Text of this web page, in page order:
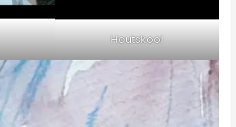
Houtskool